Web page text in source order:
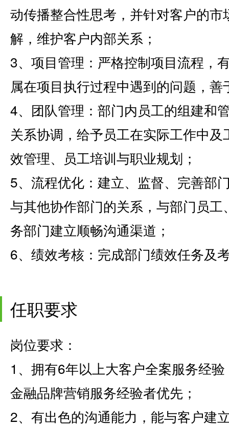
动传播整合性思考，并针对客户的
解，维护客户内部关系；
3、项目管理：严格控制项目流程，
属在项目执行过程中遇到的问题，
4、团队管理：部门内员工的组建和
关系协调，给予员工在实际工作中
效管理、员工培训与职业规划；
5、流程优化：建立、监督、完善部
与其他协作部门的关系，与部门员
务部门建立顺畅沟通渠道；
6、绩效考核：完成部门绩效任务及
任职要求
岗位要求：
1、拥有6年以上大客户全案服务经
金融品牌营销服务经验者优先；
2、有出色的沟通能力，能与客户建